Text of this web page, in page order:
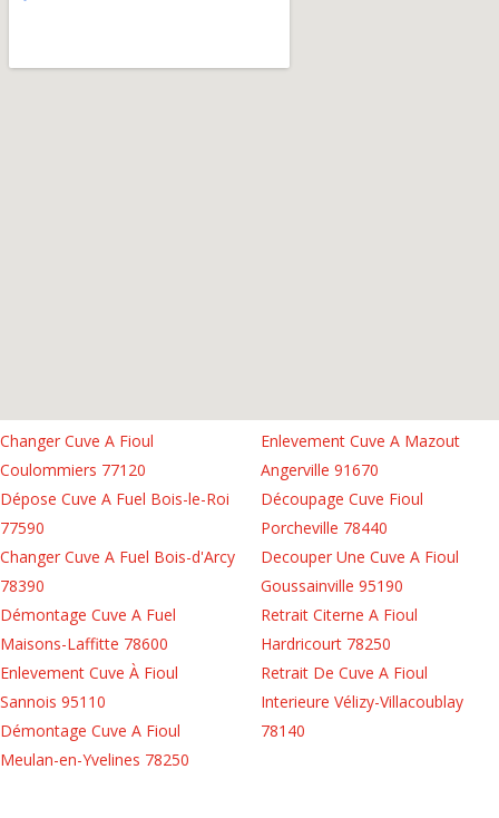
Changer Cuve A Fioul
Coulommiers 77120
Dépose Cuve A Fuel Bois-le-Roi
77590
Changer Cuve A Fuel Bois-d'Arcy
78390
Démontage Cuve A Fuel
Maisons-Laffitte 78600
Enlevement Cuve À Fioul
Sannois 95110
Démontage Cuve A Fioul
Meulan-en-Yvelines 78250
Enlevement Cuve A Mazout
Angerville 91670
Découpage Cuve Fioul
Porcheville 78440
Decouper Une Cuve A Fioul
Goussainville 95190
Retrait Citerne A Fioul
Hardricourt 78250
Retrait De Cuve A Fioul
Interieure Vélizy-Villacoublay
78140